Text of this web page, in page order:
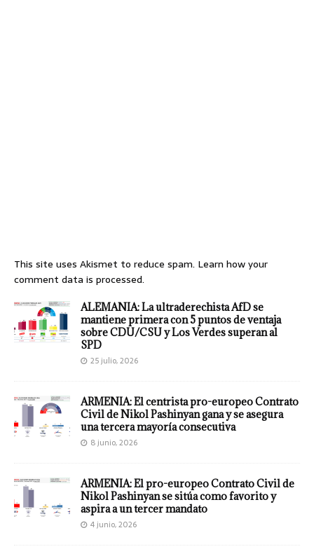
This site uses Akismet to reduce spam. Learn how your
comment data is processed.
ALEMANIA: La ultraderechista AfD se
mantiene primera con 5 puntos de ventaja
sobre CDU/CSU y Los Verdes superan al
SPD
25 julio, 2026
ARMENIA: El centrista pro-europeo Contrato
Civil de Nikol Pashinyan gana y se asegura
una tercera mayoría consecutiva
8 junio, 2026
ARMENIA: El pro-europeo Contrato Civil de
Nikol Pashinyan se sitúa como favorito y
aspira a un tercer mandato
4 junio, 2026